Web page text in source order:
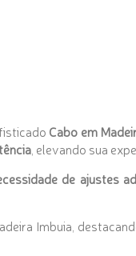
Cabo em
, elevando sua
de ajustes
Imbuia,